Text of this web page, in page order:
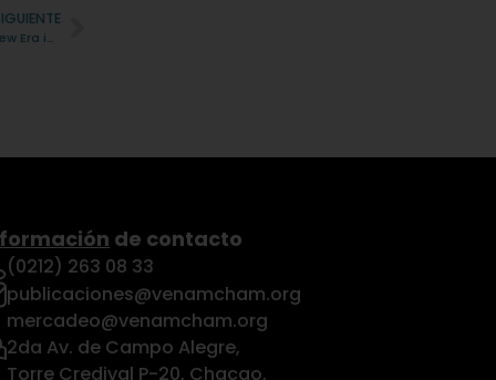
Marsh organiza en Houston el evento “Venezuelan Breakfast: A New Era in the Oil & Gas Sector”
de contacto
(0212) 263 08 33
publicaciones@venamcham.org
mercadeo@venamcham.org
2da Av. de Campo Alegre,
Torre Credival P-20, Chacao,